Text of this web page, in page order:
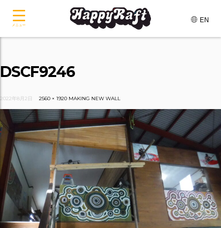
EN
DSCF9246
2022年8月2日 2560 × 1920 MAKING NEW WALL
メニュー